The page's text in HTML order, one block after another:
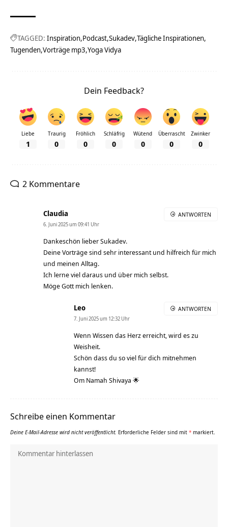
TAGGED: Inspiration Podcast Sukadev Tägliche Inspirationen
Tugenden Vorträge mp3 Yoga Vidya
Dein Feedback?
Liebe
1
Traurig
0
Fröhlich
0
Schläfrig
0
Wütend
0
Überrascht
0
Zwinker
0
2 Kommentare
Claudia
6. Juni 2025 um 09:41 Uhr
Dankeschön lieber Sukadev.
Deine Vorträge sind sehr interessant und hilfreich für mich
und meinen Alltag.
Ich lerne viel daraus und über mich selbst.
Möge Gott mich lenken.
ANTWORTEN
Leo
7. Juni 2025 um 12:32 Uhr
Wenn Wissen das Herz erreicht, wird es zu
Weisheit.
Schön dass du so viel für dich mitnehmen
kannst!
Om Namah Shivaya 🌟
ANTWORTEN
Schreibe einen Kommentar
Deine E-Mail-Adresse wird nicht veröffentlicht. Erforderliche Felder sind mit * markiert.